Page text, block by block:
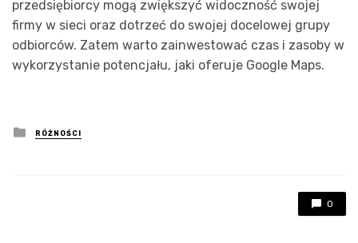
przedsiębiorcy mogą zwiększyć widoczność swojej
firmy w sieci oraz dotrzeć do swojej docelowej grupy
odbiorców. Zatem warto zainwestować czas i zasoby w
wykorzystanie potencjału, jaki oferuje Google Maps.
Posted
in
RÓŻNOŚCI
0